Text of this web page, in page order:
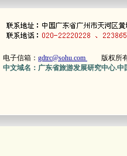
电子信箱： gdtrc@sohu.com 版权所有
中文域名：广东省旅游发展研究中心.中